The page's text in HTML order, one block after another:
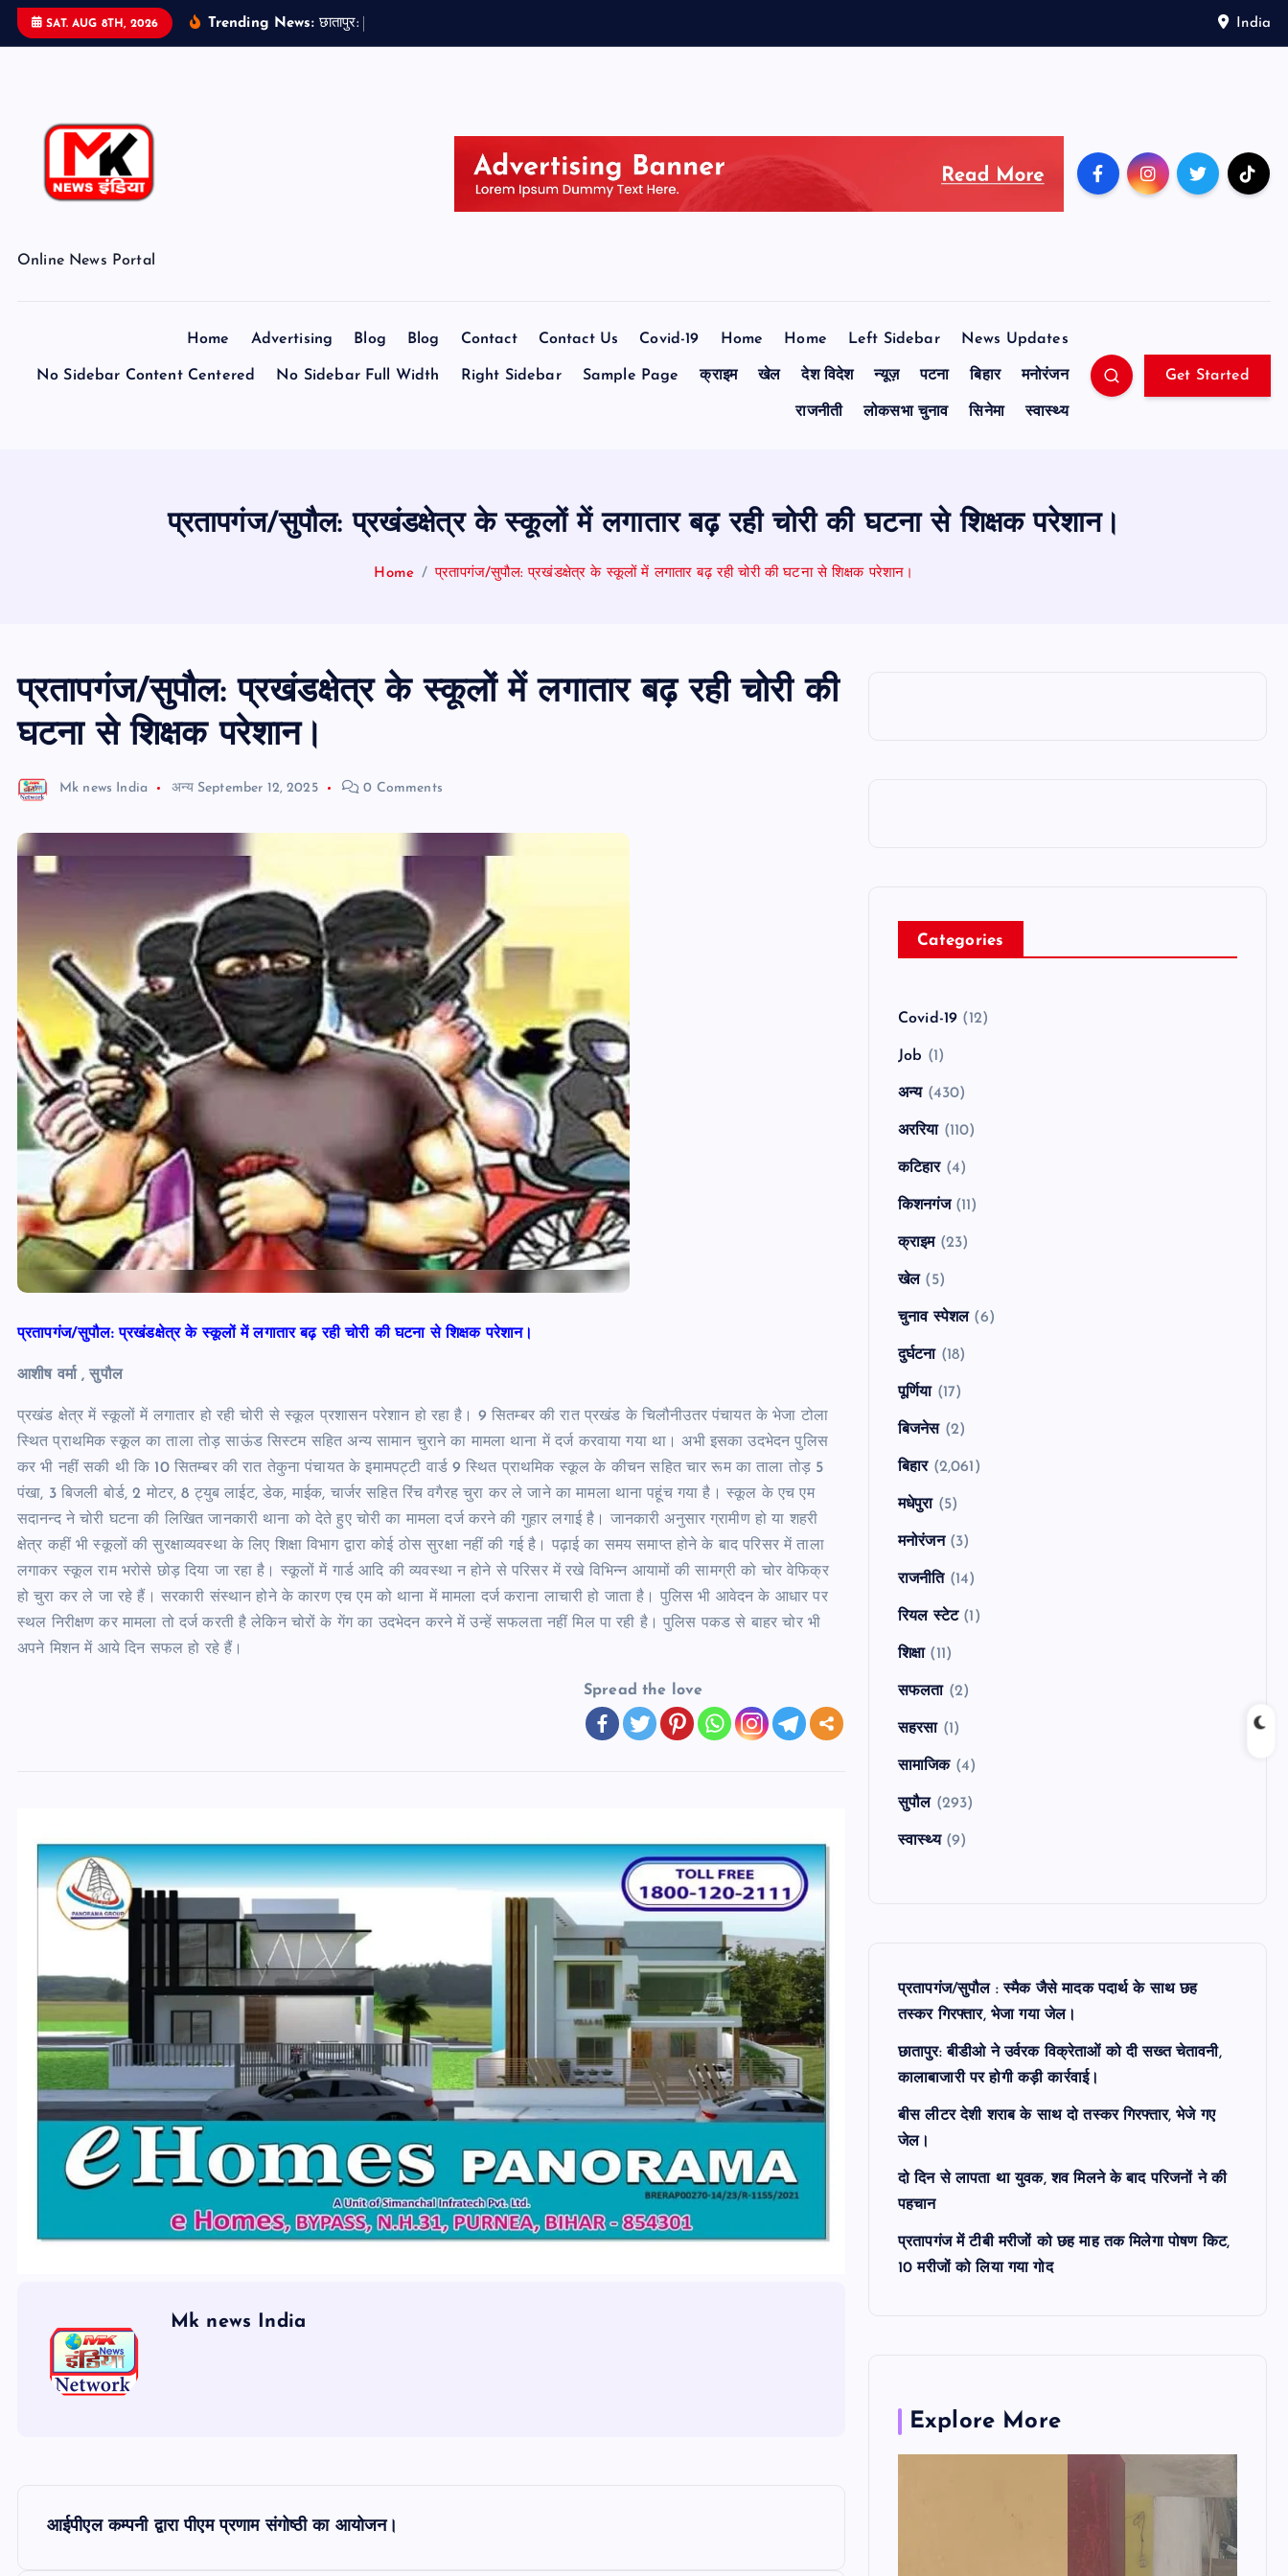
SAT. AUG 8TH, 2026 Trending News: छतपर: India
Online News Portal
Home Advertising Blog Blog Contact Contact Us Covid-19 Home Home Left Sidebar News Updates
No Sidebar Content Centered No Sidebar Full Width Right Sidebar Sample Page क्राइम खेल देश विदेश न्यूज़ पटना बिहार मनोरंजन
राजनीती लोकसभा चुनाव सिनेमा स्वास्थ्य
Get Started
प्रतापगंज/सुपौल: प्रखंडक्षेत्र के स्कूलों में लगातार बढ़ रही चोरी की घटना से शिक्षक परेशान।
Home प्रतापगंज/सुपौल: प्रखंडक्षेत्र के स्कूलों में लगातार बढ़ रही चोरी की घटना से शिक्षक परेशान।
प्रतापगंज/सुपौल: प्रखंडक्षेत्र के स्कूलों में लगातार बढ़ रही चोरी की
घटना से शिक्षक परेशान।
Mk news India अन्य September 12, 2025 0 Comments
प्रतापगंज/सुपौल: प्रखंडक्षेत्र के स्कूलों में लगातार बढ़ रही चोरी की घटना से शिक्षक परेशान।
आशीष वर्मा , सुपौल
प्रखंड क्षेत्र में स्कूलों में लगातार हो रही चोरी से स्कूल प्रशासन परेशान हो रहा है। 9 सितम्बर की रात प्रखंड के चिलौनीउतर पंचायत के भेजा टोला
स्थित प्राथमिक स्कूल का ताला तोड़ साऊंड सिस्टम सहित अन्य सामान चुराने का मामला थाना में दर्ज करवाया गया था। अभी इसका उदभेदन पुलिस
कर भी नहीं सकी थी कि 10 सितम्बर की रात तेकुना पंचायत के इमामपट्टी वार्ड 9 स्थित प्राथमिक स्कूल के कीचन सहित चार रूम का ताला तोड़ 5
पंखा, 3 बिजली बोर्ड, 2 मोटर, 8 ट्युब लाईट, डेक, माईक, चार्जर सहित रिंच वगैरह चुरा कर ले जाने का मामला थाना पहूंच गया है। स्कूल के एच एम
सदानन्द ने चोरी घटना की लिखित जानकारी थाना को देते हुए चोरी का मामला दर्ज करने की गुहार लगाई है। जानकारी अनुसार ग्रामीण हो या शहरी
क्षेत्र कहीं भी स्कूलों की सुरक्षाव्यवस्था के लिए शिक्षा विभाग द्वारा कोई ठोस सुरक्षा नहीं की गई है। पढ़ाई का समय समाप्त होने के बाद परिसर में ताला
लगाकर स्कूल राम भरोसे छोड़ दिया जा रहा है। स्कूलों में गार्ड आदि की व्यवस्था न होने से परिसर में रखे विभिन्न आयामों की सामग्री को चोर वेफिक्र
हो चुरा कर ले जा रहे हैं। सरकारी संस्थान होने के कारण एच एम को थाना में मामला दर्ज कराना लाचारी हो जाता है। पुलिस भी आवेदन के आधार पर
स्थल निरीक्षण कर मामला तो दर्ज करती है लेकिन चोरों के गेंग का उदभेदन करने में उन्हें सफलता नहीं मिल पा रही है। पुलिस पकड से बाहर चोर भी
अपने मिशन में आये दिन सफल हो रहे हैं।
Spread the love
Mk news India
आईपीएल कम्पनी द्वारा पीएम प्रणाम संगोष्ठी का आयोजन।
Categories
Covid-19 (12)
Job (1)
अन्य(430)
अररिया(110)
कटिहार(4)
किशनगंज(11)
क्राइम(23)
खेल(5)
चुनाव स्पेशल(6)
दुर्घटना(18)
पूर्णिया(17)
बिजनेस(2)
बिहार(2,061)
मधेपुरा(5)
मनोरंजन(3)
राजनीति(14)
रियल स्टेट(1)
शिक्षा(11)
सफलता(2)
सहरसा(1)
सामाजिक(4)
सुपौल(293)
स्वास्थ्य(9)
प्रतापगंज/सुपौल : स्मैक जैसे मादक पदार्थ के साथ छह
तस्कर गिरफ्तार, भेजा गया जेल।
छातापुर: बीडीओ ने उर्वरक विक्रेताओं को दी सख्त चेतावनी,
कालाबाजारी पर होगी कड़ी कार्रवाई।
बीस लीटर देशी शराब के साथ दो तस्कर गिरफ्तार, भेजे गए
जेल।
दो दिन से लापता था युवक, शव मिलने के बाद परिजनों ने की
पहचान
प्रतापगंज में टीबी मरीजों को छह माह तक मिलेगा पोषण किट,
10 मरीजों को लिया गया गोद
Explore More